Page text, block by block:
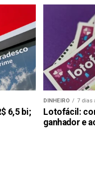
6,5 bi;
DINHEIRO 7 dias
Lotofácil:
ganhador e